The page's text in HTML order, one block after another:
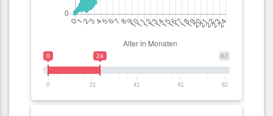
82
0 24
0 21 41 61 82